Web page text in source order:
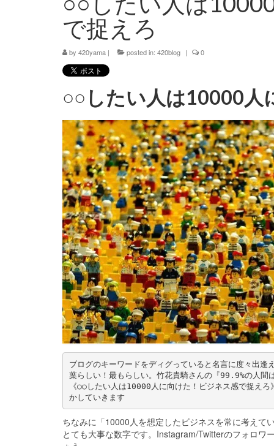
で捉えろ
by 420yama | posted in: 420blog | 0
○○したい人は10000人
ブログのキーワードをディグっていると名言に度々出
葉らしい！最もらしい。竹花貴騎さんの『99.9%の人
《○○したい人は10000人に向けた！ビジネス感で捉え
かしていきます
ちなみに「10000人を想定したビジネスを常に考え
とても大事な数字です。Instagram/Twitterのフォロワ